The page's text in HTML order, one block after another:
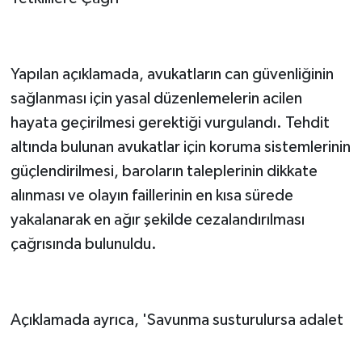
Yapılan açıklamada, avukatların can güvenliğinin
sağlanması için yasal düzenlemelerin acilen
hayata geçirilmesi gerektiği vurgulandı. Tehdit
altında bulunan avukatlar için koruma sistemlerinin
güçlendirilmesi, baroların taleplerinin dikkate
alınması ve olayın faillerinin en kısa sürede
yakalanarak en ağır şekilde cezalandırılması
çağrısında bulunuldu.
Açıklamada ayrıca, 'Savunma susturulursa adalet